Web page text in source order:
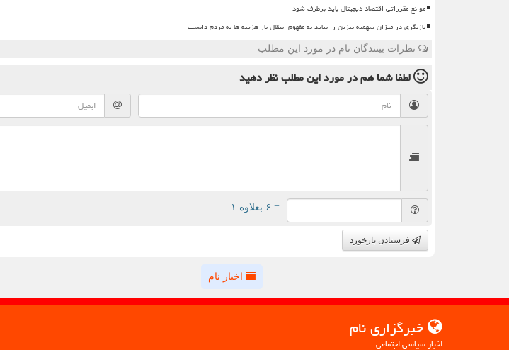
موانع مقرراتی اقتصاد دیجیتال باید برطرف شود
بازنگری در میزان سهمیه بنزین را نباید به مفهوم انتقال بار هزینه ها به مردم دانست
نظرات بینندگان نام در مورد این مطلب
لطفا شما همدر مورد این مطلبنظر دهید
= ۶ بعلاوه ۱
فرستادن بازخورد
اخبار نام
خبرگزاری نام
اخبار سیاسی اجتماعی